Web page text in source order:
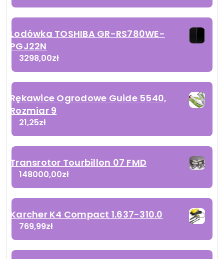
Lodówka TOSHIBA GR-RS780WE-
PGJ22N
3298,00zł
Rękawice Ogrodowe Guide 5540,
Rozmiar 9
21,25zł
Transrotor Tourbillon 07 FMD
148000,00zł
Karcher K4 Compact 1.637-310.0
769,99zł